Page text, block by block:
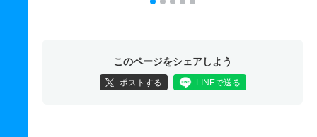
このページをシェアしよう
ポストする LINEで送る